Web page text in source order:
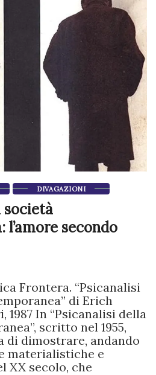
DIVAGAZIONI
società
secondo
Frontera. “Psicanalisi
di Erich
1987 In “Psicanalisi della
scritto nel 1955,
di dimostrare, andando
materialistiche e
XX secolo, che